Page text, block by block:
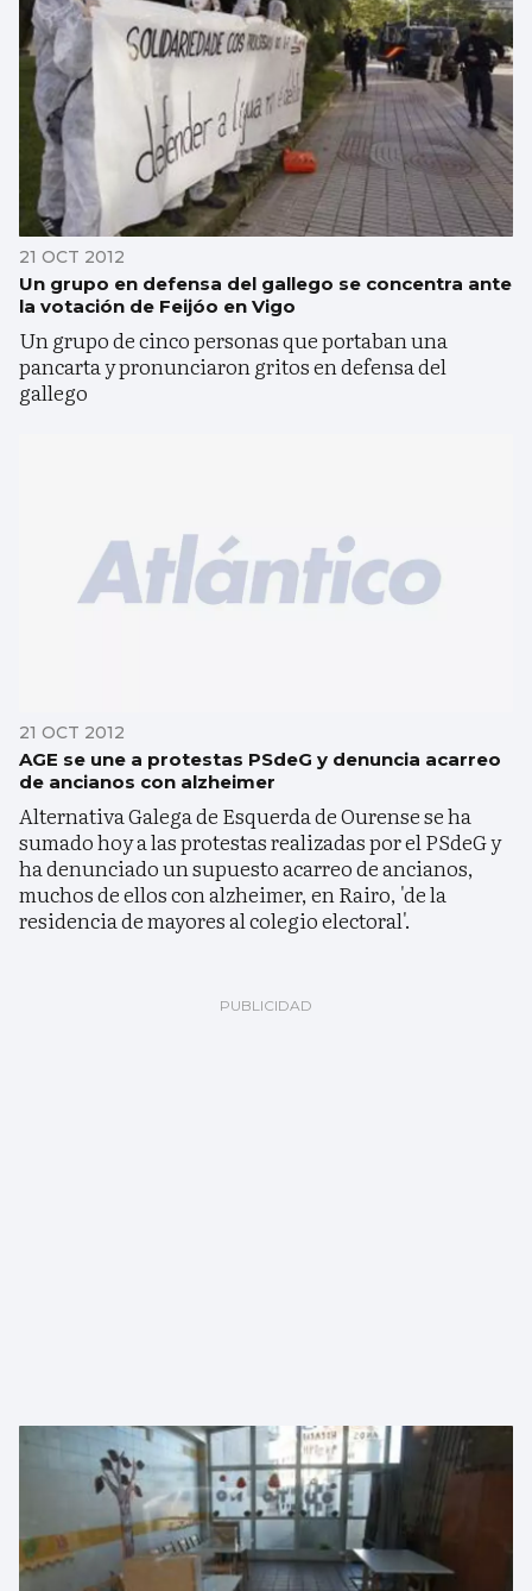
21 OCT 2012
Un grupo en defensa del gallego se concentra ante
la votación de Feijóo en Vigo
Un grupo de cinco personas que portaban una
pancarta y pronunciaron gritos en defensa del
gallego
21 OCT 2012
AGE se une a protestas PSdeG y denuncia acarreo
de ancianos con alzheimer
Alternativa Galega de Esquerda de Ourense se ha
sumado hoy a las protestas realizadas por el PSdeG y
ha denunciado un supuesto acarreo de ancianos,
muchos de ellos con alzheimer, en Rairo, 'de la
residencia de mayores al colegio electoral'.